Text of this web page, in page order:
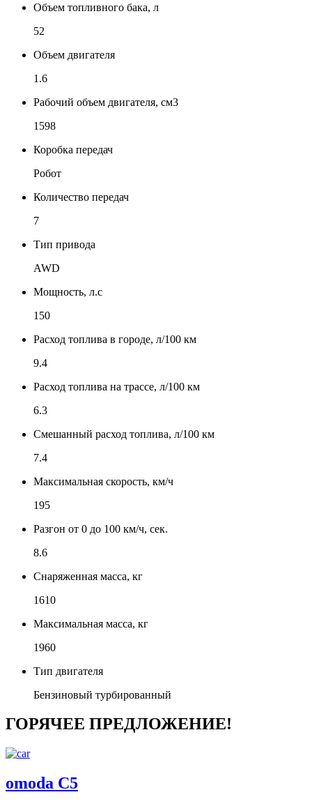
Объем топливного бака, л
52
Объем двигателя
1.6
Рабочий объем двигателя, см3
1598
Коробка передач
Робот
Количество передач
7
Тип привода
AWD
Мощность, л.с
150
Расход топлива в городе, л/100 км
9.4
Расход топлива на трассе, л/100 км
6.3
Смешанный расход топлива, л/100 км
7.4
Максимальная скорость, км/ч
195
Разгон от 0 до 100 км/ч, сек.
8.6
Снаряженная масса, кг
1610
Максимальная масса, кг
1960
Тип двигателя
Бензиновый турбированный
ГОРЯЧЕЕ ПРЕДЛОЖЕНИЕ!
omoda C5